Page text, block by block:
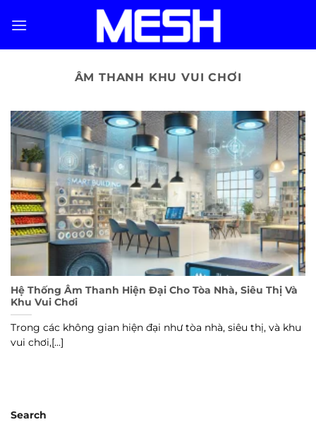
ÂM THANH KHU VUI CHƠI
Hệ Thống Âm Thanh Hiện Đại Cho Tòa Nhà, Siêu Thị Và
Khu Vui Chơi
Trong các không gian hiện đại như tòa nhà, siêu thị, và khu
vui chơi,[...]
Search